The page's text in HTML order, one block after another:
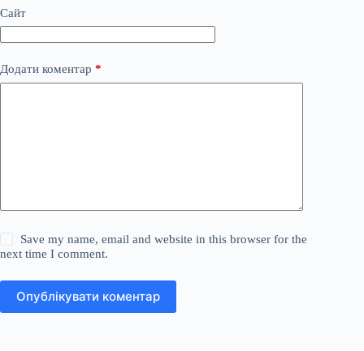
Сайт
Додати коментар *
Save my name, email and website in this browser for the
next time I comment.
Опублікувати коментар